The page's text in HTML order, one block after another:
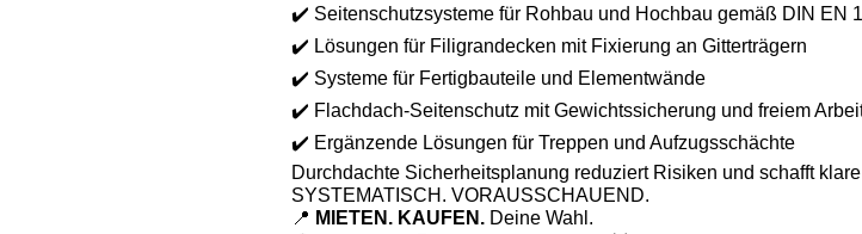
✔️ Seitenschutzsysteme für Rohbau und Hochbau gemäß DIN EN
✔️ Lösungen für Filigrandecken mit Fixierung an Gitterträgern
✔️ Systeme für Fertigbauteile und Elementwände
✔️ Flachdach-Seitenschutz mit Gewichtssicherung und freiem
✔️ Ergänzende Lösungen für Treppen und Aufzugsschächte
Durchdachte Sicherheitsplanung reduziert Risiken und schafft
SYSTEMATISCH. VORAUSSCHAUEND.
📍 MIETEN. KAUFEN. Deine Wahl.